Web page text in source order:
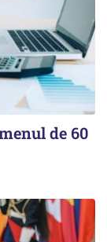
de 60